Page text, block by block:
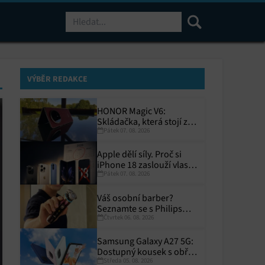
VÝBĚR REDAKCE
HONOR Magic V6:
Skládačka, která stojí za
toPátek 07. 08. 2026
Apple dělí síly. Proč si
iPhone 18 zaslouží vlastní
termín?
Pátek 07. 08. 2026
Váš osobní barber?
Seznamte se s Philips
i9000 Prestige Ultra
Čtvrtek 06. 08. 2026
Samsung Galaxy A27 5G:
Dostupný kousek s obřím
displejem
Středa 05. 08. 2026